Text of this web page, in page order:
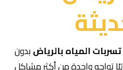
المياه بالرياضبدون
تواجه واحدة من أكثر مشاكل